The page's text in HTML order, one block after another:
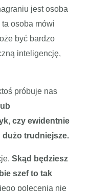
jest osoba
osoba mówi
być bardzo
inteligencję,
próbuje nas
czy ewidentnie
dużo trudniejsze.
Skąd będziesz
szef to tak
polecenia nie